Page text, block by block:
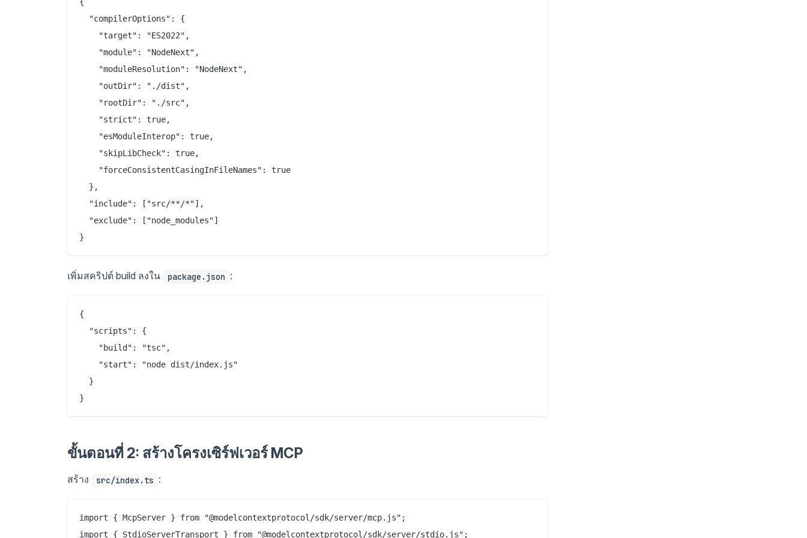
  "compilerOptions": {
    "target": "ES2022",
    "module": "NodeNext",
    "moduleResolution": "NodeNext",
    "outDir": "./dist",
    "rootDir": "./src",
    "strict": true,
    "esModuleInterop": true,
    "skipLibCheck": true,
    "forceConsistentCasingInFileNames": true
  },
  "include": ["src/**/*"],
  "exclude": ["node_modules"]
เพิ่มสคริปต์ build ลงใน package.json :
{
  "scripts": {
    "build": "tsc",
    "start": "node dist/index.js"
  }
ขั้นตอนที่ 2: สร้างโครงเซิร์ฟเวอร์ MCP
สร้าง src/index.ts :
import { McpServer } from "@modelcontextprotocol/sdk/server/mcp.js";
import { StdioServerTransport } from "@modelcontextprotocol/sdk/server/stdio.js";